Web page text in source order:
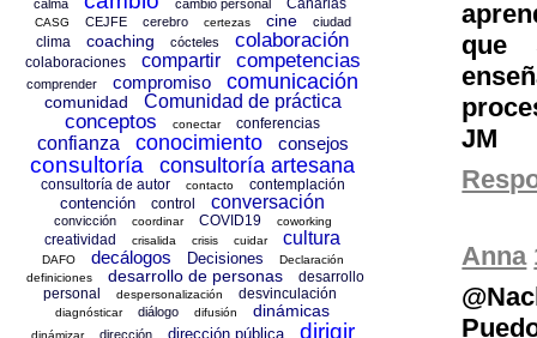
que
JM
Anna
calma cambio personal Canarias
CASG CEJFE cerebro certezas cine ciudad
clima coaching cócteles colaboración
colaboraciones compartir competencias
comprender compromiso comunicación
comunidad Comunidad de práctica
conceptos conectar conferencias
confianza conocimiento consejos
consultoría consultoría artesana
consultoría de autor contacto contemplación
contención control conversación
convicción coordinar COVID19 coworking
creatividad crisalida crisis cuidar cultura
DAFO decálogos Decisiones
Declaración
definiciones
desarrollo de personas
desarrollo
personal
despersonalización desvinculación
diagnósticar diálogo difusión dinámicas
dirección dirección pública dirigir